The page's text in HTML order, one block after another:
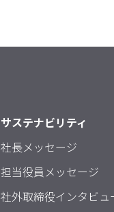
サステナビリティ
社長メッセージ
担当役員メッセージ
社外取締役インタビュ